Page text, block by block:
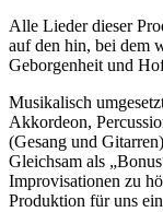
Alle Lieder dieser
auf den hin, bei dem
Geborgenheit und
Musikalisch
Akkordeon,
(Gesang und
Gleichsam als
Improvisationen zu
Produktion für uns